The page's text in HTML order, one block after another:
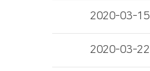
2020-03-15
2020-03-22